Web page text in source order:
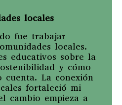
locales
fue trabajar
locales.
educativos sobre la
y cómo
cuenta. La conexión
fortaleció mi
cambio empieza a